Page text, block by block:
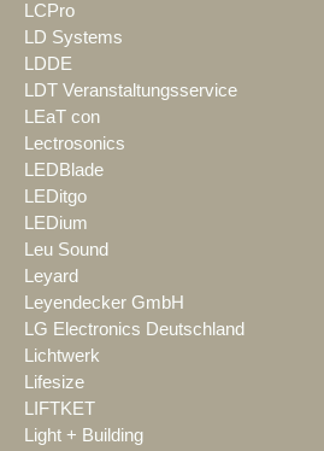
LCPro
LD Systems
LDDE
LDT Veranstaltungsservice
LEaT con
Lectrosonics
LEDBlade
LEDitgo
LEDium
Leu Sound
Leyard
Leyendecker GmbH
LG Electronics Deutschland
Lichtwerk
Lifesize
LIFTKET
Light + Building